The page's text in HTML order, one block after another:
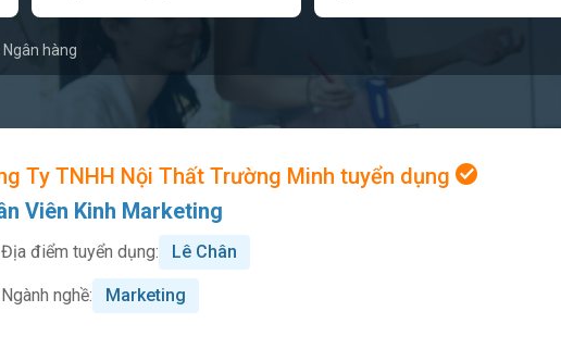
Ngân hàng
Ty TNHH Nội Thất Trường Minh tuyển dụng
Viên Kinh Marketing
Địa điểm tuyển dụng: Lê Chân
Ngành nghề: Marketing